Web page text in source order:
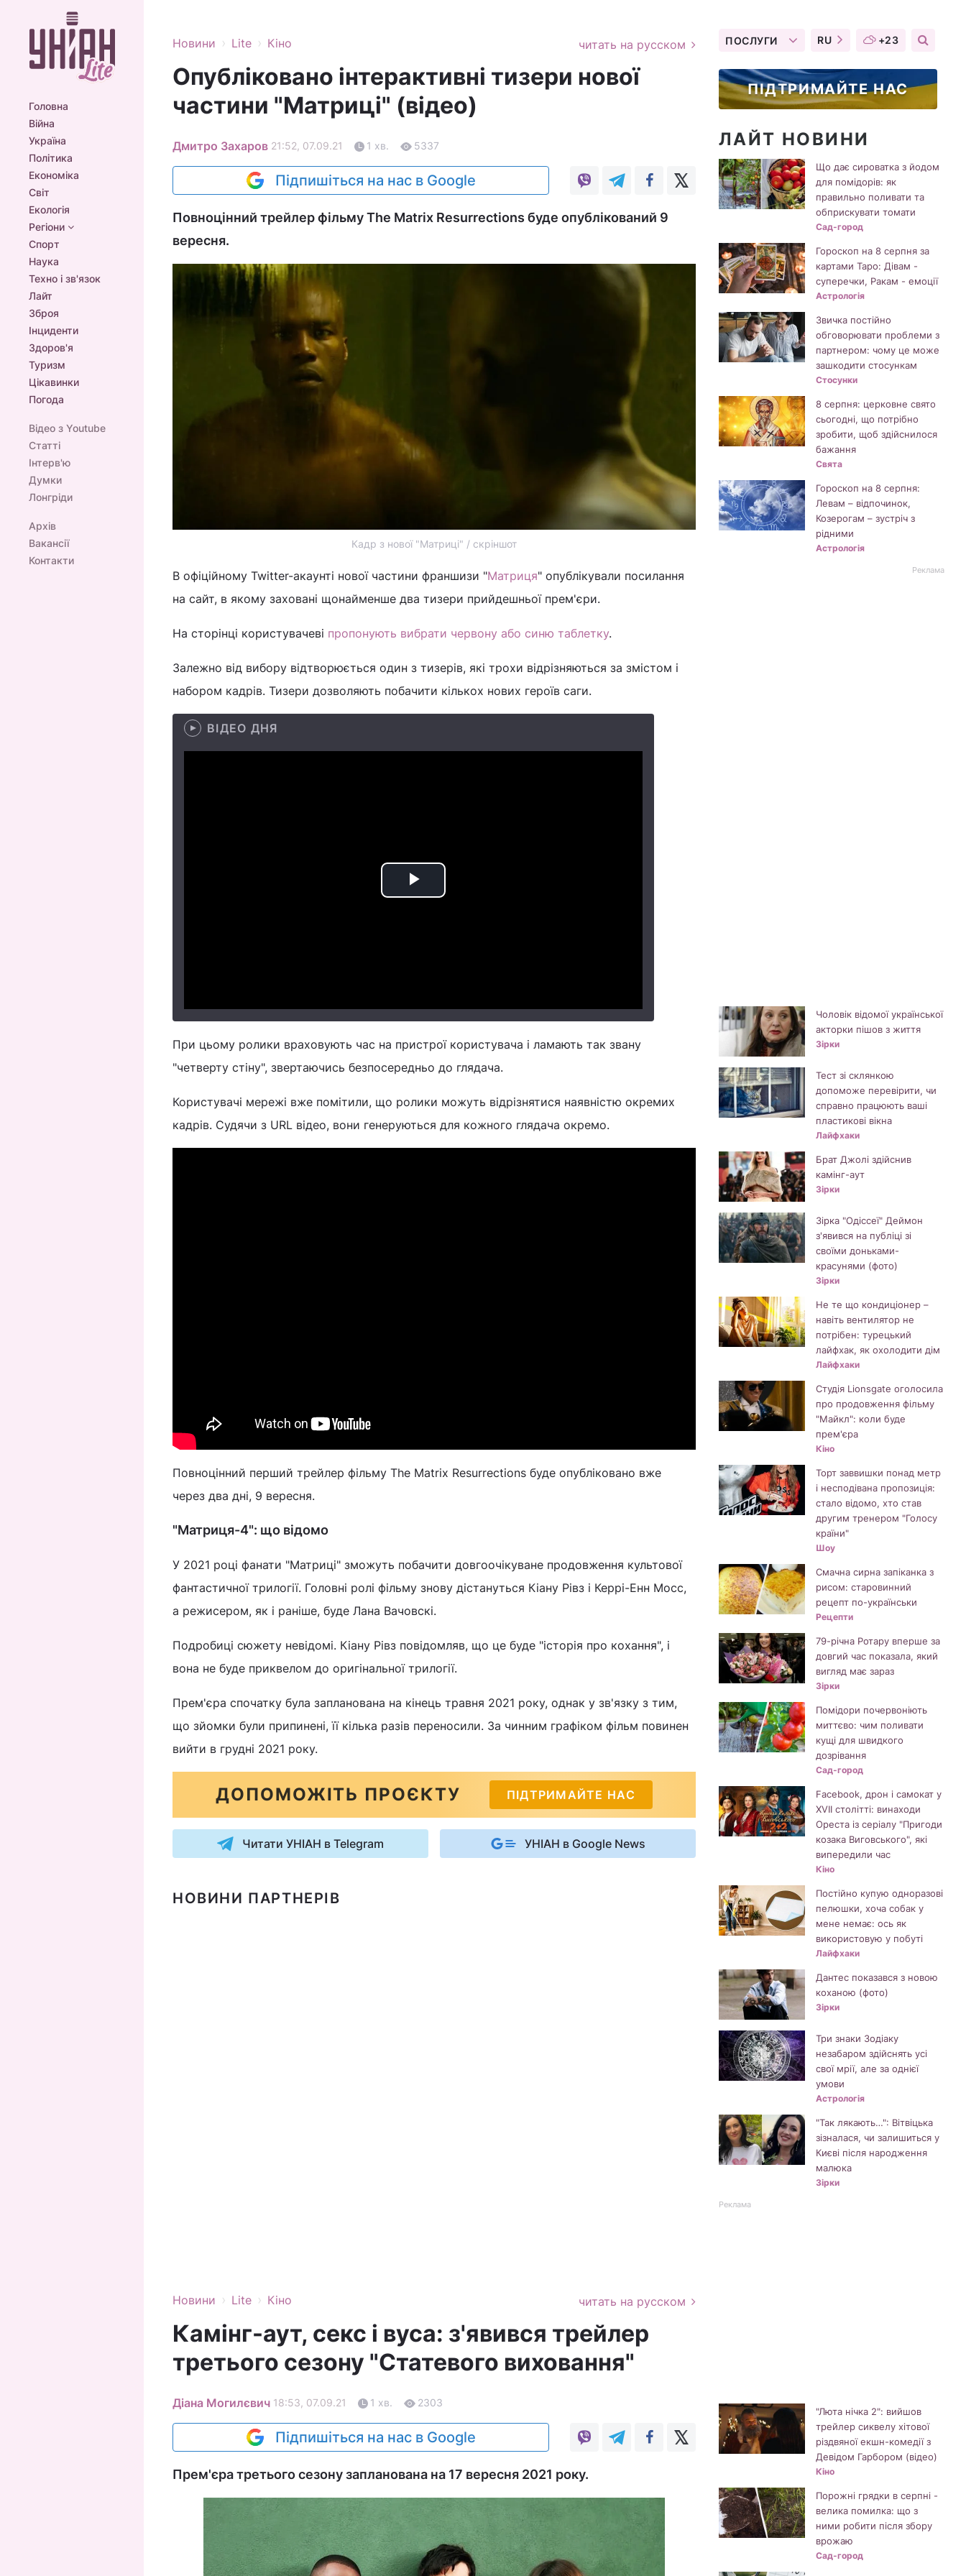
Головна
Війна
Україна
Політика
Економіка
Світ
Екологія
Регіони
Спорт
Наука
Техно і зв'язок
Лайт
Зброя
Інциденти
Здоров'я
Туризм
Цікавинки
Погода
Відео з Youtube
Статті
Інтерв'ю
Думки
Лонгріди
Архів
Вакансії
Контакти
Новини › Lite › Кіно читать на русском
Опубліковано інтерактивні тизери нової
частини "Матриці" (відео)
Дмитро Захаров 21:52, 07.09.21 1 хв. 5337
Підпишіться на нас в Google
Повноцінний трейлер фільму The Matrix Resurrections буде опублікований 9
вересня.
Кадр з нової "Матриці" / скріншот
В офіційному Twitter-акаунті нової частини франшизи "Матриця" опублікували посилання
на сайт, в якому заховані щонайменше два тизери прийдешньої прем'єри.
На сторінці користувачеві пропонують вибрати червону або синю таблетку.
Залежно від вибору відтворюється один з тизерів, які трохи відрізняються за змістом і
набором кадрів. Тизери дозволяють побачити кількох нових героїв саги.
ВІДЕО ДНЯ
Play
При цьому ролики враховують час на пристрої користувача і ламають так звану
"четверту стіну", звертаючись безпосередньо до глядача.
Користувачі мережі вже помітили, що ролики можуть відрізнятися наявністю окремих
кадрів. Судячи з URL відео, вони генеруються для кожного глядача окремо.
Повноцінний перший трейлер фільму The Matrix Resurrections буде опубліковано вже
через два дні, 9 вересня.
"Матриця-4": що відомо
У 2021 році фанати "Матриці" зможуть побачити довгоочікуване продовження культової
фантастичної трилогії. Головні ролі фільму знову дістануться Кіану Рівз і Керрі-Енн Мосс,
а режисером, як і раніше, буде Лана Вачовскі.
Подробиці сюжету невідомі. Кіану Рівз повідомляв, що це буде "історія про кохання", і
вона не буде приквелом до оригінальної трилогії.
Прем'єра спочатку була запланована на кінець травня 2021 року, однак у зв'язку з тим,
що зйомки були припинені, її кілька разів переносили. За чинним графіком фільм повинен
вийти в грудні 2021 року.
ДОПОМОЖІТЬ ПРОЄКТУ ПІДТРИМАЙТЕ НАС
Читати УНІАН в Telegram УНІАН в Google News
НОВИНИ ПАРТНЕРІВ
Новини › Lite › Кіно читать на русском
Камінг-аут, секс і вуса: з'явився трейлер
третього сезону "Cтатевого виховання"
Діана Могилєвич 18:53, 07.09.21 1 хв. 2303
Підпишіться на нас в Google
Прем'єра третього сезону запланована на 17 вересня 2021 року.
ПОСЛУГИ RU +23
ПІДТРИМАЙТЕ НАС
ЛАЙТ НОВИНИ
Що дає сироватка з йодом
для помідорів: як
правильно поливати та
обприскувати томати
Сад-город
Гороскоп на 8 серпня за
картами Таро: Дівам -
суперечки, Ракам - емоції
Астрологія
Звичка постійно
обговорювати проблеми з
партнером: чому це може
зашкодити стосункам
Стосунки
8 серпня: церковне свято
сьогодні, що потрібно
зробити, щоб здійснилося
бажання
Свята
Гороскоп на 8 серпня:
Левам – відпочинок,
Козерогам – зустріч з
рідними
Астрологія
Реклама
Чоловік відомої української
акторки пішов з життя
Зірки
Тест зі склянкою
допоможе перевірити, чи
справно працюють ваші
пластикові вікна
Лайфхаки
Брат Джолі здійснив
камінг-аут
Зірки
Зірка "Одіссеї" Деймон
з'явився на публіці зі
своїми доньками-
красунями (фото)
Зірки
Не те що кондиціонер –
навіть вентилятор не
потрібен: турецький
лайфхак, як охолодити дім
Лайфхаки
Студія Lionsgate оголосила
про продовження фільму
"Майкл": коли буде
прем'єра
Кіно
Торт заввишки понад метр
і несподівана пропозиція:
стало відомо, хто став
другим тренером "Голосу
країни"
Шоу
Смачна сирна запіканка з
рисом: старовинний
рецепт по-українськи
Рецепти
79-річна Ротару вперше за
довгий час показала, який
вигляд має зараз
Зірки
Помідори почервоніють
миттєво: чим поливати
кущі для швидкого
дозрівання
Сад-город
Facebook, дрон і самокат у
XVII столітті: винаходи
Ореста із серіалу "Пригоди
козака Виговського", які
випередили час
Кіно
Постійно купую одноразові
пелюшки, хоча собак у
мене немає: ось як
використовую у побуті
Лайфхаки
Дантес показався з новою
коханою (фото)
Зірки
Три знаки Зодіаку
незабаром здійснять усі
свої мрії, але за однієї
умови
Астрологія
"Так лякають…": Вітвіцька
зізналася, чи залишиться у
Києві після народження
малюка
Зірки
Реклама
"Люта нічка 2": вийшов
трейлер сиквелу хітової
різдвяної екшн-комедії з
Девідом Гарбором (відео)
Кіно
Порожні грядки в серпні -
велика помилка: що з
ними робити після збору
врожаю
Сад-город